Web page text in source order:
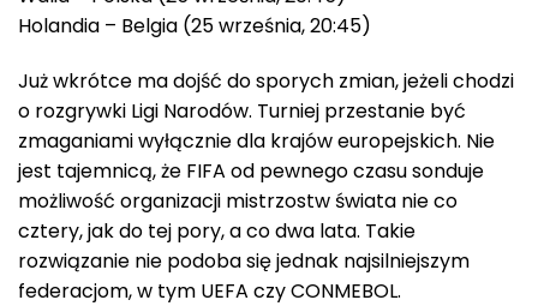
Holandia – Belgia (25 września, 20:45)
Już wkrótce ma dojść do sporych zmian, jeżeli chodzi
o rozgrywki Ligi Narodów. Turniej przestanie być
zmaganiami wyłącznie dla krajów europejskich. Nie
jest tajemnicą, że FIFA od pewnego czasu sonduje
możliwość organizacji mistrzostw świata nie co
cztery, jak do tej pory, a co dwa lata. Takie
rozwiązanie nie podoba się jednak najsilniejszym
federacjom, w tym UEFA czy CONMEBOL.